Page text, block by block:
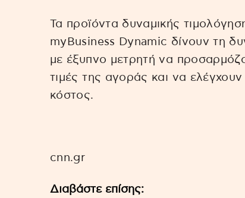
Τα προϊόντα δυναμικής
myBusiness Dynamic δίνουν τη
με έξυπνο μετρητή να
τιμές της αγοράς και να
κόστος.
cnn.gr
Διαβάστε επίσης: